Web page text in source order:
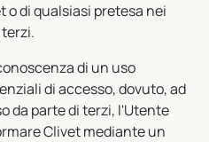
o di qualsiasi pretesa nei
di un uso
di accesso, dovuto, ad
da parte di terzi, l'Utente
Clivet mediante un